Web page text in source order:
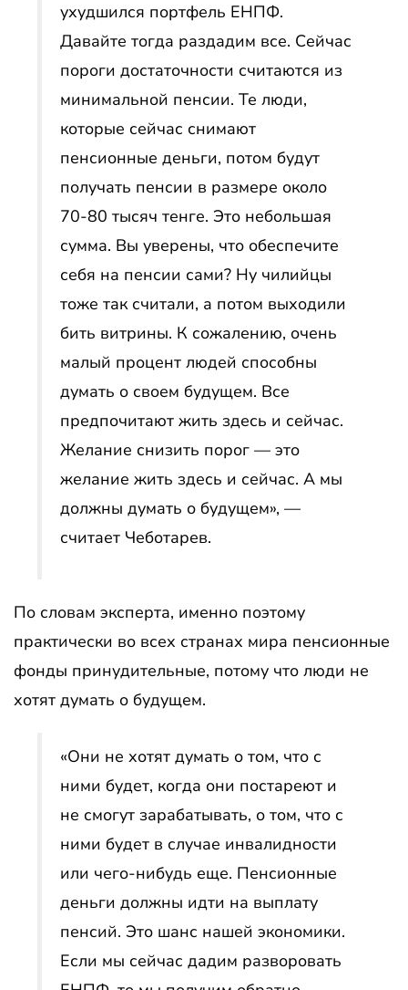
ухудшился портфель ЕНПФ.
Давайте тогда раздадим все. Сейчас
пороги достаточности считаются из
минимальной пенсии. Те люди,
которые сейчас снимают
пенсионные деньги, потом будут
получать пенсии в размере около
70-80 тысяч тенге. Это небольшая
сумма. Вы уверены, что обеспечите
себя на пенсии сами? Ну чилийцы
тоже так считали, а потом выходили
бить витрины. К сожалению, очень
малый процент людей способны
думать о своем будущем. Все
предпочитают жить здесь и сейчас.
Желание снизить порог — это
желание жить здесь и сейчас. А мы
должны думать о будущем», —
считает Чеботарев.
По словам эксперта, именно поэтому
практически во всех странах мира пенсионные
фонды принудительные, потому что люди не
хотят думать о будущем.
«Они не хотят думать о том, что с
ними будет, когда они постареют и
не смогут зарабатывать, о том, что с
ними будет в случае инвалидности
или чего-нибудь еще. Пенсионные
деньги должны идти на выплату
пенсий. Это шанс нашей экономики.
Если мы сейчас дадим разворовать